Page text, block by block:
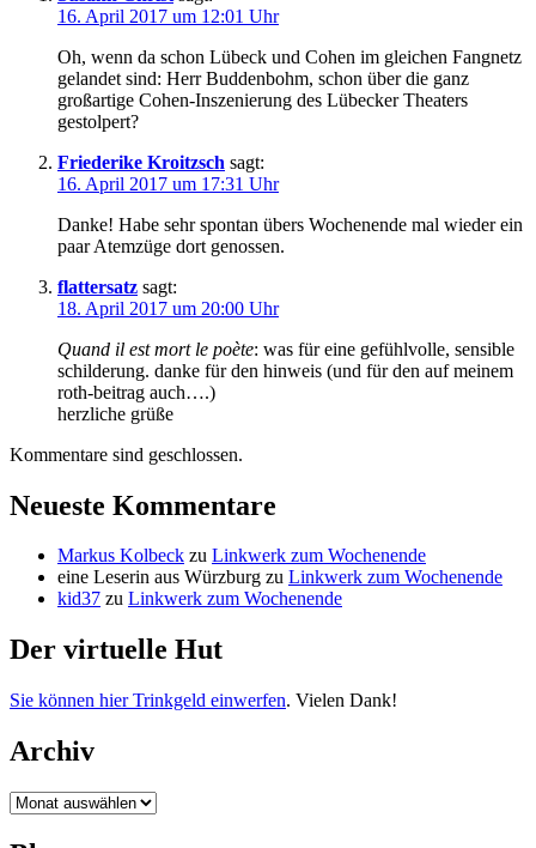
16. April 2017 um 12:01 Uhr
Oh, wenn da schon Lübeck und Cohen im gleichen Fangnetz
gelandet sind: Herr Buddenbohm, schon über die ganz
großartige Cohen-Inszenierung des Lübecker Theaters
gestolpert?
Friederike Kroitzsch sagt:
16. April 2017 um 17:31 Uhr
Danke! Habe sehr spontan übers Wochenende mal wieder ein
paar Atemzüge dort genossen.
flattersatz sagt:
18. April 2017 um 20:00 Uhr
Quand il est mort le poète: was für eine gefühlvolle, sensible
schilderung. danke für den hinweis (und für den auf meinem
roth-beitrag auch….)
herzliche grüße
Kommentare sind geschlossen.
Neueste Kommentare
Markus Kolbeck zu Linkwerk zum Wochenende
eine Leserin aus Würzburg zu Linkwerk zum Wochenende
kid37 zu Linkwerk zum Wochenende
Der virtuelle Hut
Sie können hier Trinkgeld einwerfen. Vielen Dank!
Archiv
Archiv